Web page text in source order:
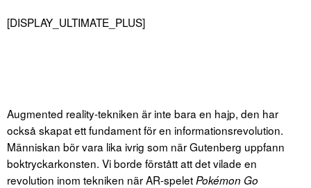
[DISPLAY_ULTIMATE_PLUS]
Augmented reality-tekniken är inte bara en hajp, den har
också skapat ett fundament för en informationsrevolution.
Människan bör vara lika ivrig som när Gutenberg uppfann
boktryckarkonsten. Vi borde förstått att det vilade en
revolution inom tekniken när AR-spelet Pokémon Go